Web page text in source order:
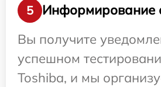
5
Информирование
Вы получите
успешном
Toshiba, и мы